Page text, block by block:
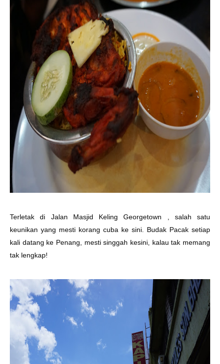
Terletak di Jalan Masjid Keling Georgetown , salah satu
keunikan yang mesti korang cuba ke sini. Budak Pacak setiap
kali datang ke Penang, mesti singgah kesini, kalau tak memang
tak lengkap!